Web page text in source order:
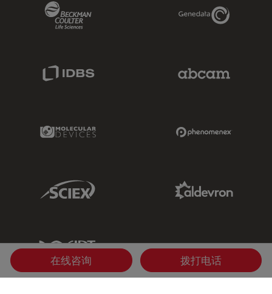
Genedata Link
Molecular Devices Link
Sciex Link
IDT Link
在线咨询 拨打电话